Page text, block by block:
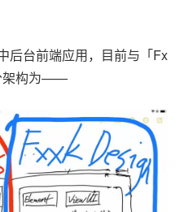
后台前端应用，目前与「Fx
架构为——